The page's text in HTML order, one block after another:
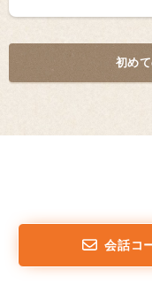
初め
学
会話コ